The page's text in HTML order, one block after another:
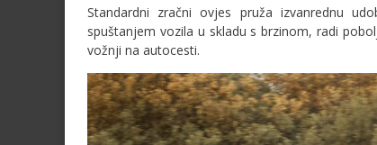
Standardni zračni ovjes pruža izvanrednu
spuštanjem vozila u skladu s brzinom, radi
vožnji na autocesti.